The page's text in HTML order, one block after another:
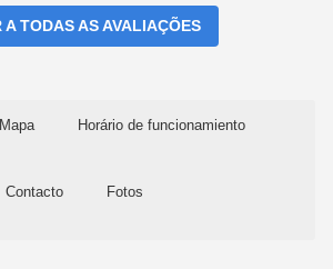
A TODAS AS AVALIAÇÕES
Mapa Horário de funcionamiento
Contacto Fotos